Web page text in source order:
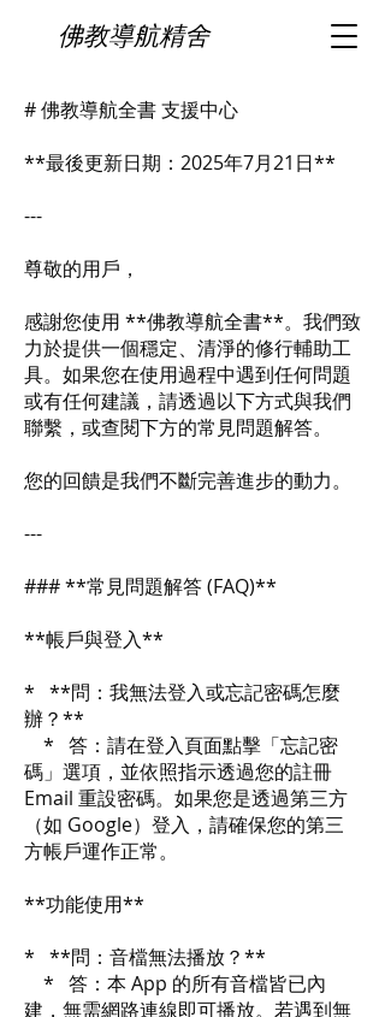
佛教導航精舍
# 佛教導航全書 支援中心
**最後更新日期：2025年7月21日**
---
尊敬的用戶，
感謝您使用 **佛教導航全書**。我們致
力於提供一個穩定、清淨的修行輔助工
具。如果您在使用過程中遇到任何問題
或有任何建議，請透過以下方式與我們
聯繫，或查閱下方的常見問題解答。
您的回饋是我們不斷完善進步的動力。
---
### **常見問題解答 (FAQ)**
**帳戶與登入**
* **問：我無法登入或忘記密碼怎麼
辦？**
* 答：請在登入頁面點擊「忘記密
碼」選項，並依照指示透過您的註冊
Email 重設密碼。如果您是透過第三方
（如 Google）登入，請確保您的第三
方帳戶運作正常。
**功能使用**
* **問：音檔無法播放？**
* 答：本 App 的所有音檔皆已內
建，無需網路連線即可播放。若遇到無